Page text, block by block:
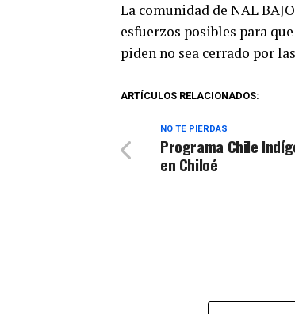
audio
La comunidad de NAL
esfuerzos posibles para
piden no sea cerrado por
ARTÍCULOS RELACIONADOS:
NO TE PIERDAS
Programa Chile
en Chiloé